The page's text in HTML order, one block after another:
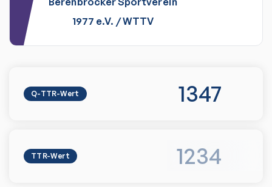
1977 e.V. /WTTV
Q-TTR-Wert 1347
TTR-Wert 1234